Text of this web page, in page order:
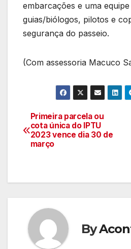
embarcações e uma
guias/biólogos, pilotos e
segurança do passeio.
(Com assessoria Macuco
Navegação
de
Primeira parcela ou
cota única do IPTU
2023 vence dia 30 de
março
By